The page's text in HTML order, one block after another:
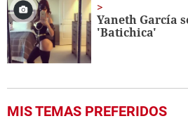
Yaneth García
'Batichica'
MIS TEMAS PREFERIDOS